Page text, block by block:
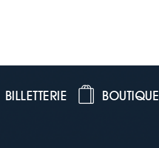
BOUTIQUE
BILLETTERIE